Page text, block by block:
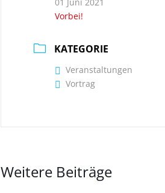
Vorbei!
KATEGORIE
Veranstaltungen
Vortrag
Weitere Beiträge